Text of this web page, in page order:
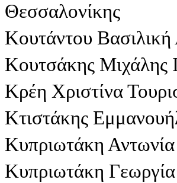
Θεσσαλονίκης
Κουτάντου
Κουτσάκης Μιχάλης
Κρέη Χριστίνα
Κτιστάκης
Κυπριωτάκη
Κυπριωτάκη